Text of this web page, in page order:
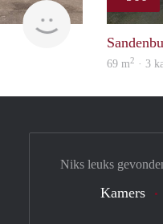
Woning
69 m2 · 3
Niks leuks
Kamers